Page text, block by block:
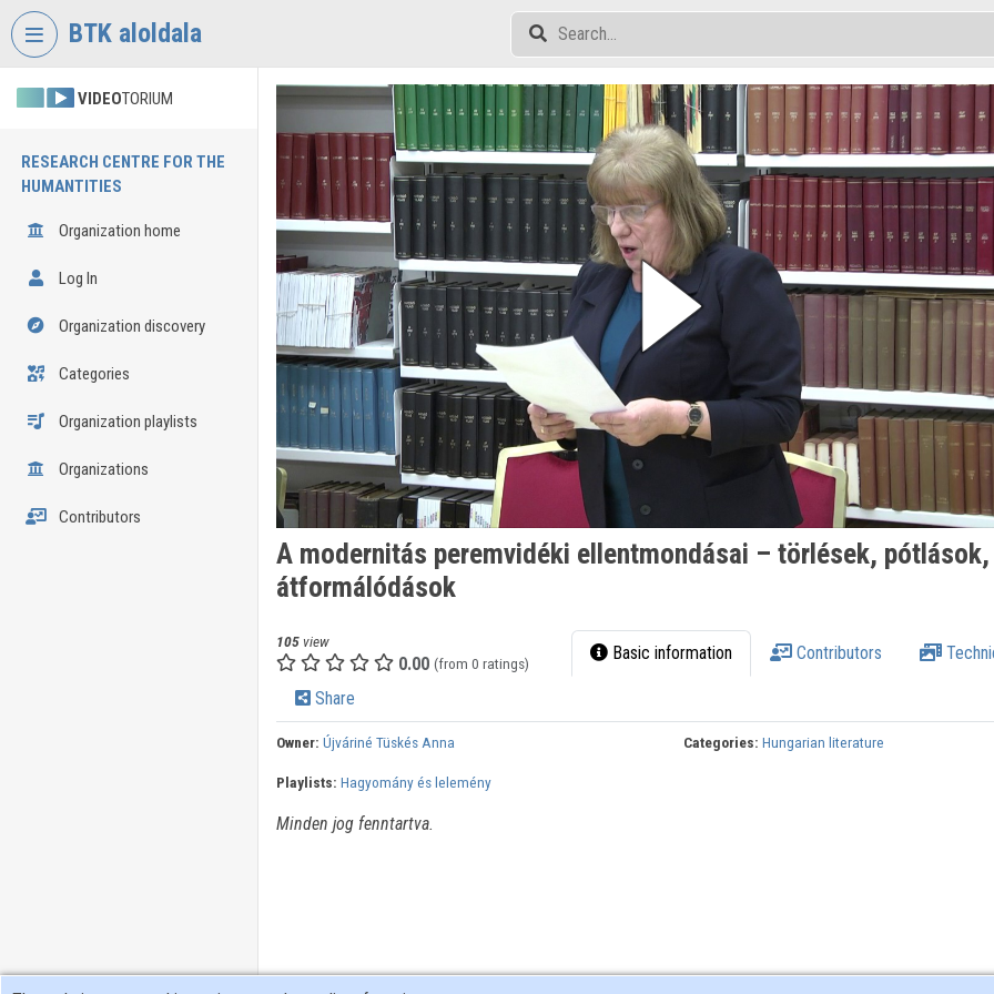
Skip header
BTK aloldala
VIDEOTORIUM
RESEARCH CENTRE FOR THE
HUMANTITIES
Organization home
Log In
Organization discovery
Categories
Organization playlists
Organizations
Contributors
A modernitás peremvidéki ellentmondásai – törlések, pótlások,
átformálódások
105view
0.00 (from 0 ratings) Basic information Contributors
Share
Owner: Újváriné Tüskés Anna Categories: Hungarian literature
Playlists: Hagyomány és lelemény
Minden jog fenntartva.